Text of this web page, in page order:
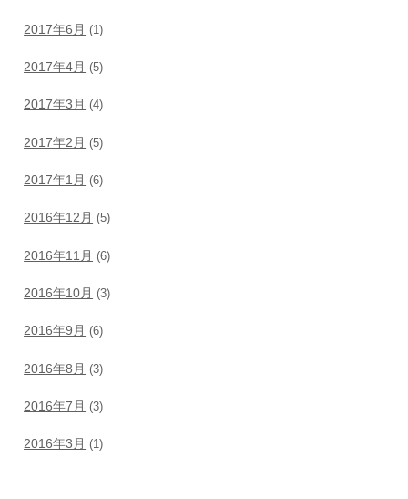
2017年6月 (1)
2017年4月 (5)
2017年3月 (4)
2017年2月 (5)
2017年1月 (6)
2016年12月 (5)
2016年11月 (6)
2016年10月 (3)
2016年9月 (6)
2016年8月 (3)
2016年7月 (3)
2016年3月 (1)